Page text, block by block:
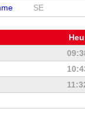
SE